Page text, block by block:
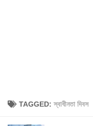
TAGGED: স্বাধীনতা দিবস